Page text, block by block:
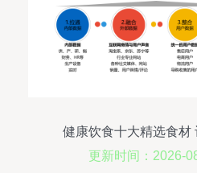
健康饮食十大精选食材
更新时间：2026-